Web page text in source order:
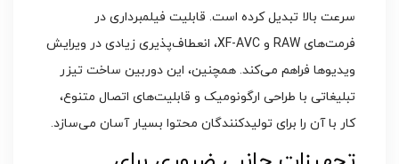
سرعت بالا تبدیل کرده است. قابلیت فیلمبرداری در
فرمت‌های RAW و XF-AVC، انعطاف‌پذیری زیادی در ویرایش
ویدیوها فراهم می‌کند. همچنین، این دوربین ساخت تیزر
تبلیغاتی با طراحی ارگونومیک و قابلیت‌های اتصال متنوع،
کار با آن را برای تولیدکنندگان محتوا بسیار آسان می‌سازد.